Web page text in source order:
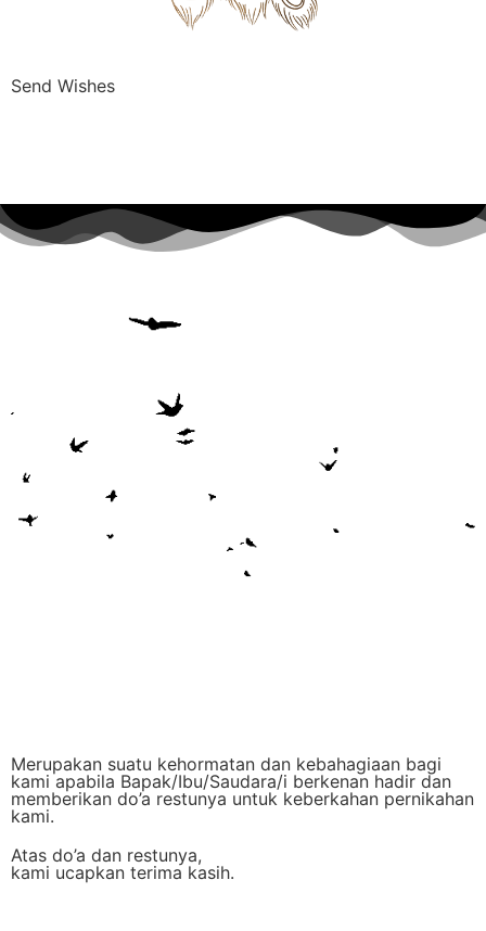
Send Wishes
Merupakan suatu kehormatan dan kebahagiaan bagi
kami apabila Bapak/Ibu/Saudara/i berkenan hadir dan
memberikan do’a restunya untuk keberkahan pernikahan
kami.
Atas do’a dan restunya,
kami ucapkan terima kasih.